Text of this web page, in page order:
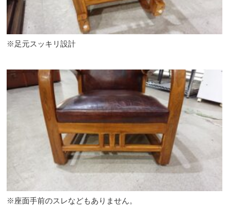
※足元スッキリ設計
※座面手前のスレなどもありません。